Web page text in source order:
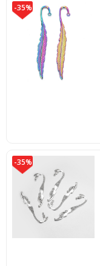
-35%
-35%